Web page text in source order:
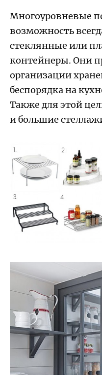
Многоуровневые
возможность
стеклянные или
контейнеры. Они
организации
беспорядка на
Также для этой
и большие